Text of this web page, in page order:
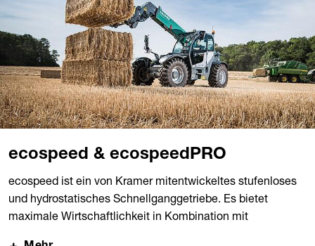
ecospeed & ecospeedPRO
ecospeed ist ein von Kramer mitentwickeltes stufenloses
und hydrostatisches Schnellganggetriebe. Es bietet
maximale Wirtschaftlichkeit in Kombination mit